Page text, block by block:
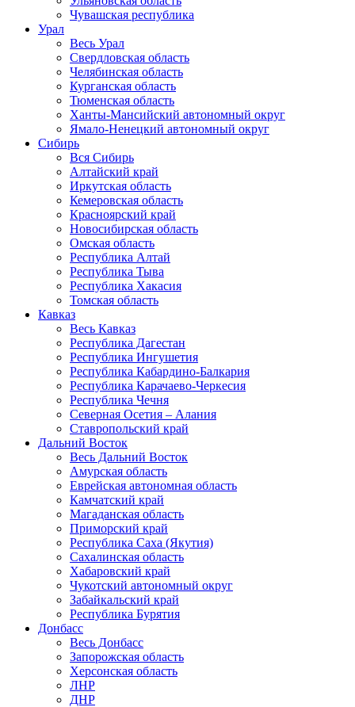
Чувашская республика
Урал
Весь Урал
Свердловская область
Челябинская область
Курганская область
Тюменская область
Ханты-Мансийский автономный округ
Ямало-Ненецкий автономный округ
Сибирь
Вся Сибирь
Алтайский край
Иркутская область
Кемеровская область
Красноярский край
Новосибирская область
Омская область
Республика Алтай
Республика Тыва
Республика Хакасия
Томская область
Кавказ
Весь Кавказ
Республика Дагестан
Республика Ингушетия
Республика Кабардино-Балкария
Республика Карачаево-Черкесия
Республика Чечня
Северная Осетия – Алания
Ставропольский край
Дальний Восток
Весь Дальний Восток
Амурская область
Еврейская автономная область
Камчатский край
Магаданская область
Приморский край
Республика Саха (Якутия)
Сахалинская область
Хабаровский край
Чукотский автономный округ
Забайкальский край
Республика Бурятия
Донбасс
Весь Донбасс
Запорожская область
Херсонская область
ЛНР
ДНР